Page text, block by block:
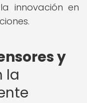
innovación en
y
la